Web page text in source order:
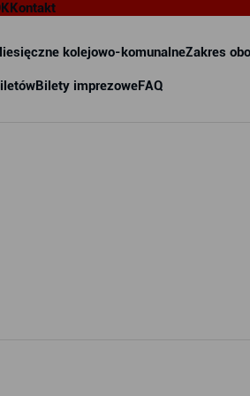
kolejowo-komunalneZakres
Bilety imprezoweFAQ
Kontakt